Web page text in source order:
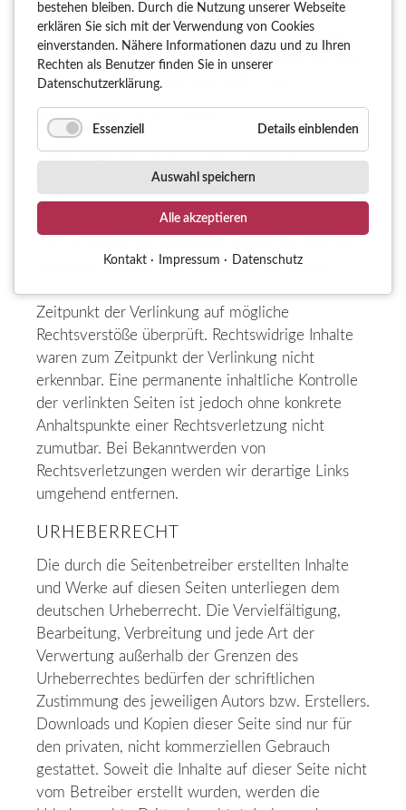
bestehen bleiben. Durch die Nutzung unserer Webseite
erklären Sie sich mit der Verwendung von Cookies
einverstanden. Nähere Informationen dazu und zu Ihren
Rechten als Benutzer finden Sie in unserer
Datenschutzerklärung.
Essenziell Details einblenden
Auswahl speichern
Alle akzeptieren
Kontakt Impressum Datenschutz
Zeitpunkt der Kenntnis einer konkreten
Rechtsverletzung möglich. Bei Bekanntwerden
von entsprechenden Rechtsverletzungen werden
wir diese Inhalte umgehend entfernen.
HAFTUNG FÜR LINKS
Unser Angebot enthält Links zu externen
Webseiten Dritter, auf deren Inhalte wir keinen
Einfluss haben. Deshalb können wir für diese
fremden Inhalte auch keine Gewähr übernehmen.
jeweilige Anbieter oder Betreiber der Seiten
Zeitpunkt der Verlinkung auf mögliche
Rechtsverstöße überprüft. Rechtswidrige Inhalte
waren zum Zeitpunkt der Verlinkung nicht
erkennbar. Eine permanente inhaltliche Kontrolle
der verlinkten Seiten ist jedoch ohne konkrete
Anhaltspunkte einer Rechtsverletzung nicht
zumutbar. Bei Bekanntwerden von
Rechtsverletzungen werden wir derartige Links
umgehend entfernen.
URHEBERRECHT
Die durch die Seitenbetreiber erstellten Inhalte
und Werke auf diesen Seiten unterliegen dem
deutschen Urheberrecht. Die Vervielfältigung,
Bearbeitung, Verbreitung und jede Art der
Verwertung außerhalb der Grenzen des
Urheberrechtes bedürfen der schriftlichen
Zustimmung des jeweiligen Autors bzw. Erstellers.
Downloads und Kopien dieser Seite sind nur für
den privaten, nicht kommerziellen Gebrauch
gestattet. Soweit die Inhalte auf dieser Seite nicht
vom Betreiber erstellt wurden, werden die